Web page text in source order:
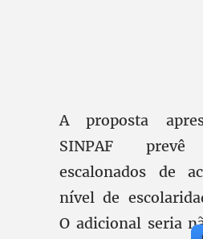
A proposta
SINPAF prevê
escalonados de
nível de
O adicional seria